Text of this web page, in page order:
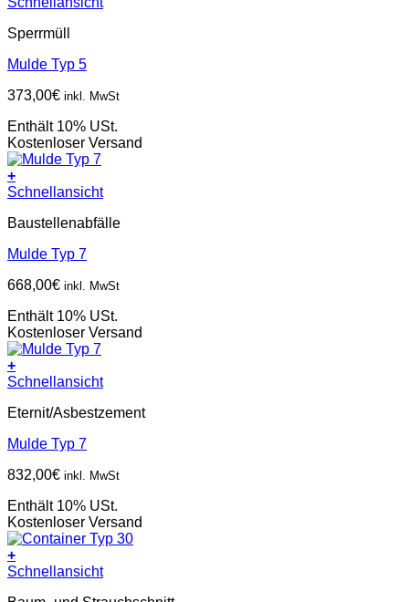
Sperrmüll
Mulde Typ 5
373,00€ inkl. MwSt
Enthält 10% USt.
Kostenloser Versand
+
Schnellansicht
Baustellenabfälle
Mulde Typ 7
668,00€ inkl. MwSt
Enthält 10% USt.
Kostenloser Versand
+
Schnellansicht
Eternit/Asbestzement
Mulde Typ 7
832,00€ inkl. MwSt
Enthält 10% USt.
Kostenloser Versand
+
Schnellansicht